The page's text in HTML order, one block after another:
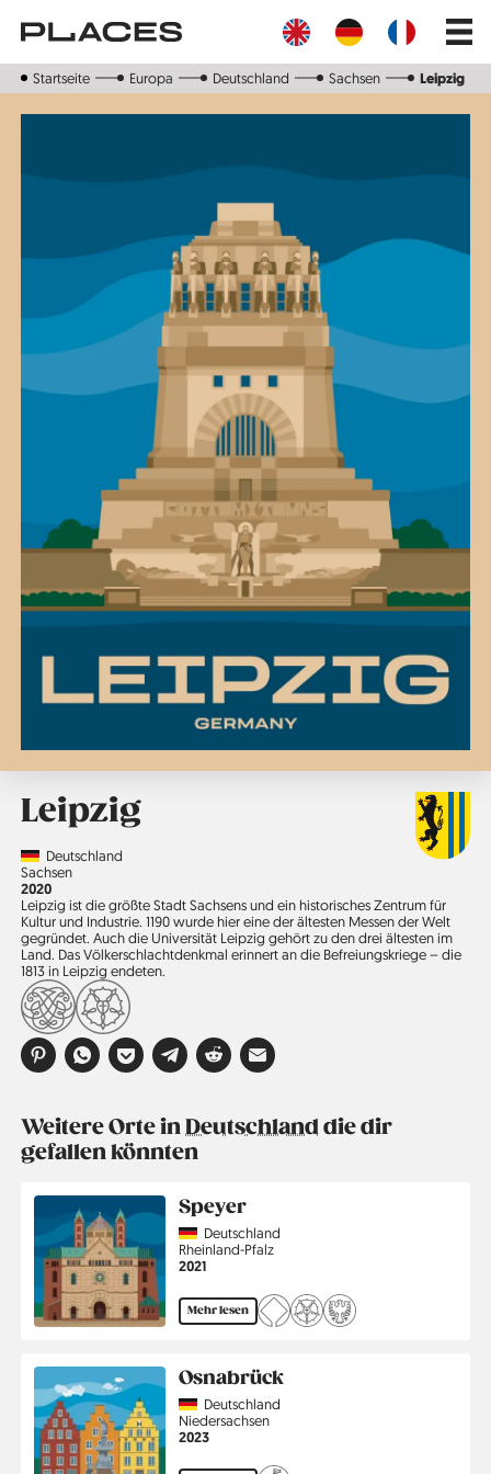
zum
Inhalt
Main
Startseite Europa Deutschland Sachsen Leipzig
Leipzig
CountryDeutschland
Region
Sachsen
Jahr
2020
Leipzig ist die größte Stadt Sachsens und ein historisches Zentrum für
Kultur und Industrie. 1190 wurde hier eine der ältesten Messen der Welt
gegründet. Auch die Universität Leipzig gehört zu den drei ältesten im
Land. Das Völkerschlachtdenkmal erinnert an die Befreiungskriege – die
1813 in Leipzig endeten.
Weitere Orte inDeutschlanddie dir
gefallen könnten
Speyer
CountryDeutschland
Region
Rheinland-Pfalz
Jahr
2021
Mehr lesen
Osnabrück
CountryDeutschland
Region
Niedersachsen
Jahr
2023